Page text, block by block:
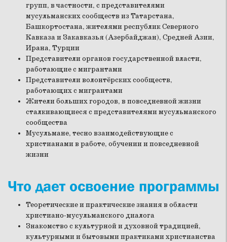
групп, в частности, с представителями
мусульманских сообществ из Татарстана,
Башкортостана, жителями республик Северного
Кавказа и Закавказья (Азербайджан), Средней Азии,
Ирана, Турции
Представители органов государственной власти,
работающие с мигрантами
Представители волонтёрских сообществ,
работающих с мигрантами
Жители больших городов, в повседневной жизни
сталкивающиеся с представителями мусульманского
сообщества
Мусульмане, тесно взаимодействующие с
христианами в работе, обучении и повседневной
жизни
Что дает освоение программы
Теоретические и практические знания в области
христиано-мусульманского диалога
Знакомство с культурной и духовной традицией,
культурными и бытовыми практиками христианства